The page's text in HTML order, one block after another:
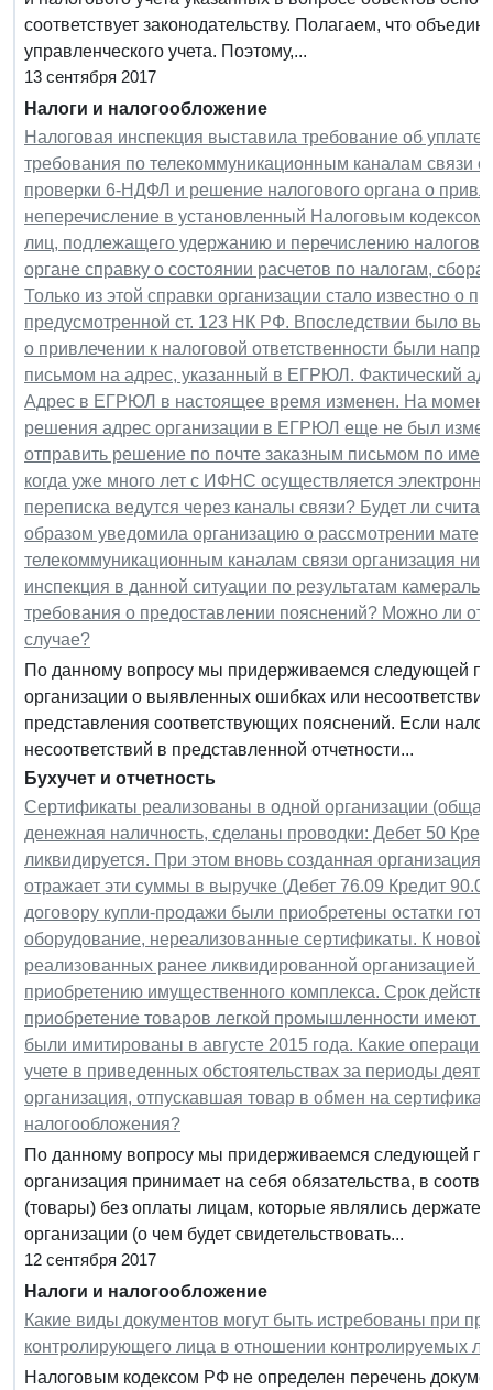
соответствует законодательству. Полагаем, что
управленческого учета. Поэтому,...
13 сентября 2017
Налоги и налогообложение
Налоговая инспекция выставила требование об
требования по телекоммуникационным каналам связи
проверки 6-НДФЛ и решение налогового органа о
неперечисление в установленный Налоговым
лиц, подлежащего удержанию и перечислению
органе справку о состоянии расчетов по налогам,
Только из этой справки организации стало известно о
предусмотренной ст. 123 НК РФ. Впоследствии было
о привлечении к налоговой ответственности были
письмом на адрес, указанный в ЕГРЮЛ. Фактический
Адрес в ЕГРЮЛ в настоящее время изменен. На момент
решения адрес организации в ЕГРЮЛ еще не был
отправить решение по почте заказным письмом по
когда уже много лет с ИФНС осуществляется
переписка ведутся через каналы связи? Будет ли
образом уведомила организацию о рассмотрении
телекоммуникационным каналам связи организация
инспекция в данной ситуации по результатам
требования о предоставлении пояснений? Можно ли
случае?
По данному вопросу мы придерживаемся следующей
организации о выявленных ошибках или
представления соответствующих пояснений. Если
несоответствий в представленной отчетности...
Бухучет и отчетность
Сертификаты реализованы в одной организации
денежная наличность, сделаны проводки: Дебет 50
ликвидируется. При этом вновь созданная
отражает эти суммы в выручке (Дебет 76.09 Кредит
договору купли-продажи были приобретены остатки
оборудование, нереализованные сертификаты. К новой
реализованных ранее ликвидированной организацией
приобретению имущественного комплекса. Срок
приобретение товаров легкой промышленности имеют
были имитированы в августе 2015 года. Какие операции
учете в приведенных обстоятельствах за периоды
организация, отпускавшая товар в обмен на
налогообложения?
По данному вопросу мы придерживаемся следующей
организация принимает на себя обязательства, в
(товары) без оплаты лицам, которые являлись
организации (о чем будет свидетельствовать...
12 сентября 2017
Налоги и налогообложение
Какие виды документов могут быть истребованы при
контролирующего лица в отношении контролируемых
Налоговым кодексом РФ не определен перечень